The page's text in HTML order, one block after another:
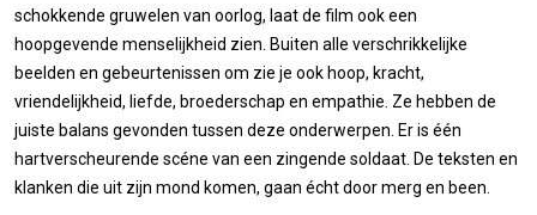
schokkende gruwelen van oorlog, laat de film ook een
hoopgevende menselijkheid zien. Buiten alle verschrikkelijke
beelden en gebeurtenissen om zie je ook hoop, kracht,
vriendelijkheid, liefde, broederschap en empathie. Ze hebben de
juiste balans gevonden tussen deze onderwerpen. Er is één
hartverscheurende scéne van een zingende soldaat. De teksten en
klanken die uit zijn mond komen, gaan écht door merg en been.